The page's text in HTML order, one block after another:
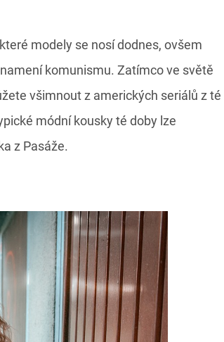
modely se nosí dodnes, ovšem
komunismu. Zatímco ve světě
všimnout z amerických seriálů z té
módní kousky té doby lze
z Pasáže.